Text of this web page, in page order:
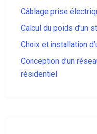
Câblage prise
Calcul du poids d’un
Choix et installation
Conception d’un
résidentiel